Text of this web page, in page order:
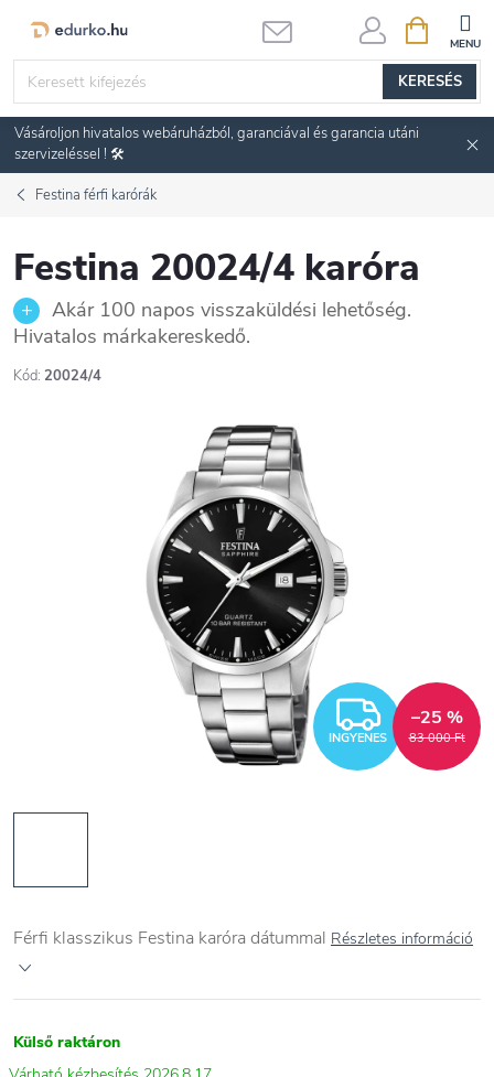
KERESÉS
KOSÁR
Vásároljon hivatalos webáruházból, garanciával és garancia utáni
szervizeléssel ! 🛠️
Festina férfi karórák
Festina 20024/4 karóra
Akár 100 napos visszaküldési lehetőség.
Hivatalos márkakereskedő.
Kód: 20024/4
INGYENES 83 000 Ft
–25 %
Férfi klasszikus Festina karóra dátummal Részletes információ
Külső raktáron